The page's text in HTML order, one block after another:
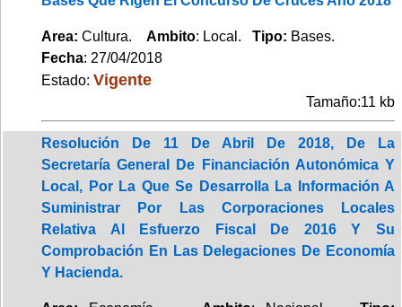
Area: Cultura. Ambito: Local. Tipo: Bases.
Fecha: 27/04/2018
Estado: Vigente
Tamaño:11 kb
Resolución De 11 De Abril De 2018, De La
Secretaría General De Financiación Autonómica Y
Local, Por La Que Se Desarrolla La Información A
Suministrar Por Las Corporaciones Locales
Relativa Al Esfuerzo Fiscal De 2016 Y Su
Comprobación En Las Delegaciones De Economía
Y Hacienda.